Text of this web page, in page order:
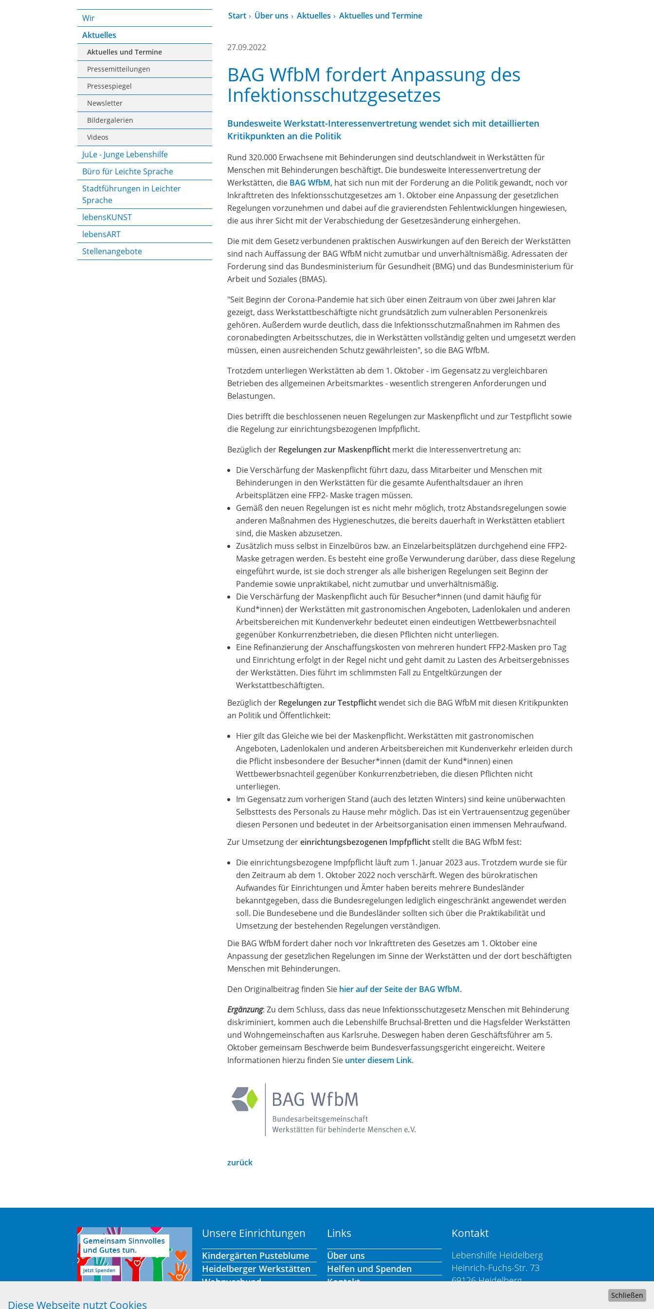
Schließen
Diese Webseite nutzt Cookies
Wir
Aktuelles
Aktuelles und Termine
Pressemitteilungen
Pressespiegel
Newsletter
Bildergalerien
Videos
JuLe - Junge Lebenshilfe
Büro für Leichte Sprache
Stadtführungen in Leichter
Sprache
lebensKUNST
lebensART
Stellenangebote
Start Über uns Aktuelles Aktuelles und Termine
27.09.2022
BAG WfbM fordert Anpassung des
Infektionsschutzgesetzes
Bundesweite Werkstatt-Interessenvertretung wendet sich mit detaillierten
Kritikpunkten an die Politik
Rund 320.000 Erwachsene mit Behinderungen sind deutschlandweit in Werkstätten für
Menschen mit Behinderungen beschäftigt. Die bundesweite Interessenvertretung der
Werkstätten, die BAG WfbM, hat sich nun mit der Forderung an die Politik gewandt, noch vor
Inkrafttreten des Infektionsschutzgesetzes am 1. Oktober eine Anpassung der gesetzlichen
Regelungen vorzunehmen und dabei auf die gravierendsten Fehlentwicklungen hingewiesen,
die aus ihrer Sicht mit der Verabschiedung der Gesetzesänderung einhergehen.
Die mit dem Gesetz verbundenen praktischen Auswirkungen auf den Bereich der Werkstätten
sind nach Auffassung der BAG WfbM nicht zumutbar und unverhältnismäßig. Adressaten der
Forderung sind das Bundesministerium für Gesundheit (BMG) und das Bundesministerium für
Arbeit und Soziales (BMAS).
"Seit Beginn der Corona-Pandemie hat sich über einen Zeitraum von über zwei Jahren klar
gezeigt, dass Werkstattbeschäftigte nicht grundsätzlich zum vulnerablen Personenkreis
gehören. Außerdem wurde deutlich, dass die Infektionsschutzmaßnahmen im Rahmen des
coronabedingten Arbeitsschutzes, die in Werkstätten vollständig gelten und umgesetzt werden
müssen, einen ausreichenden Schutz gewährleisten", so die BAG WfbM.
Trotzdem unterliegen Werkstätten ab dem 1. Oktober - im Gegensatz zu vergleichbaren
Betrieben des allgemeinen Arbeitsmarktes - wesentlich strengeren Anforderungen und
Belastungen.
Dies betrifft die beschlossenen neuen Regelungen zur Maskenpflicht und zur Testpflicht sowie
die Regelung zur einrichtungsbezogenen Impfpflicht.
Bezüglich der Regelungen zur Maskenpflichtmerkt die Interessenvertretung an:
Die Verschärfung der Maskenpflicht führt dazu, dass Mitarbeiter und Menschen mit
Behinderungen in den Werkstätten für die gesamte Aufenthaltsdauer an ihren
Arbeitsplätzen eine FFP2- Maske tragen müssen.
Gemäß den neuen Regelungen ist es nicht mehr möglich, trotz Abstandsregelungen sowie
anderen Maßnahmen des Hygieneschutzes, die bereits dauerhaft in Werkstätten etabliert
sind, die Masken abzusetzen.
Zusätzlich muss selbst in Einzelbüros bzw. an Einzelarbeitsplätzen durchgehend eine FFP2-
Maske getragen werden. Es besteht eine große Verwunderung darüber, dass diese Regelung
eingeführt wurde, ist sie doch strenger als alle bisherigen Regelungen seit Beginn der
Pandemie sowie unpraktikabel, nicht zumutbar und unverhältnismäßig.
Die Verschärfung der Maskenpflicht auch für Besucher*innen (und damit häufig für
Kund*innen) der Werkstätten mit gastronomischen Angeboten, Ladenlokalen und anderen
Arbeitsbereichen mit Kundenverkehr bedeutet einen eindeutigen Wettbewerbsnachteil
gegenüber Konkurrenzbetrieben, die diesen Pflichten nicht unterliegen.
Eine Refinanzierung der Anschaffungskosten von mehreren hundert FFP2-Masken pro Tag
und Einrichtung erfolgt in der Regel nicht und geht damit zu Lasten des Arbeitsergebnisses
der Werkstätten. Dies führt im schlimmsten Fall zu Entgeltkürzungen der
Werkstattbeschäftigten.
Bezüglich der Regelungen zur Testpflichtwendet sich die BAG WfbM mit diesen Kritikpunkten
an Politik und Öffentlichkeit:
Hier gilt das Gleiche wie bei der Maskenpflicht. Werkstätten mit gastronomischen
Angeboten, Ladenlokalen und anderen Arbeitsbereichen mit Kundenverkehr erleiden durch
die Pflicht insbesondere der Besucher*innen (damit der Kund*innen) einen
Wettbewerbsnachteil gegenüber Konkurrenzbetrieben, die diesen Pflichten nicht
unterliegen.
Im Gegensatz zum vorherigen Stand (auch des letzten Winters) sind keine unüberwachten
Selbsttests des Personals zu Hause mehr möglich. Das ist ein Vertrauensentzug gegenüber
diesen Personen und bedeutet in der Arbeitsorganisation einen immensen Mehraufwand.
Zur Umsetzung dereinrichtungsbezogenen Impfpflichtstellt die BAG WfbM fest:
Die einrichtungsbezogene Impfpflicht läuft zum 1. Januar 2023 aus. Trotzdem wurde sie für
den Zeitraum ab dem 1. Oktober 2022 noch verschärft. Wegen des bürokratischen
Aufwandes für Einrichtungen und Ämter haben bereits mehrere Bundesländer
bekanntgegeben, dass die Bundesregelungen lediglich eingeschränkt angewendet werden
soll. Die Bundesebene und die Bundesländer sollten sich über die Praktikabilität und
Umsetzung der bestehenden Regelungen verständigen.
Die BAG WfbM fordert daher noch vor Inkrafttreten des Gesetzes am 1. Oktober eine
Anpassung der gesetzlichen Regelungen im Sinne der Werkstätten und der dort beschäftigten
Menschen mit Behinderungen.
Den Originalbeitrag finden Sie hier auf der Seite der BAG WfbM.
Ergänzung: Zu dem Schluss, dass das neue Infektionsschutzgesetz Menschen mit Behinderung
diskriminiert, kommen auch die Lebenshilfe Bruchsal-Bretten und die Hagsfelder Werkstätten
und Wohngemeinschaften aus Karlsruhe. Deswegen haben deren Geschäftsführer am 5.
Oktober gemeinsam Beschwerde beim Bundesverfassungsgericht eingereicht. Weitere
Informationen hierzu finden Sie unter diesem Link.
zurück
Unsere Einrichtungen
Kindergärten Pusteblume
Heidelberger Werkstätten
Wohnverbund
Links
Über uns
Helfen und Spenden
Kontakt
Kontakt
Lebenshilfe Heidelberg
Heinrich-Fuchs-Str. 73
69126 Heidelberg